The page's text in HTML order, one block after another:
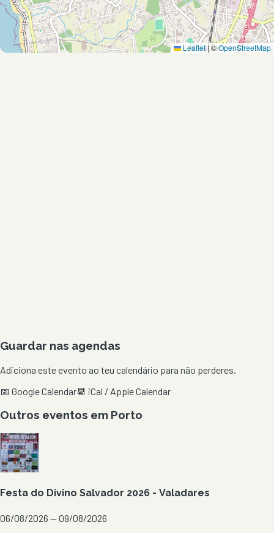
Leaflet |©OpenStreetMap
Guardar nas agendas
Adiciona este evento ao teu calendário para não perderes.
📅 Google Calendar📆 iCal / Apple Calendar
Outros eventos em Porto
Festa do Divino Salvador 2026 - Valadares
06/08/2026 — 09/08/2026